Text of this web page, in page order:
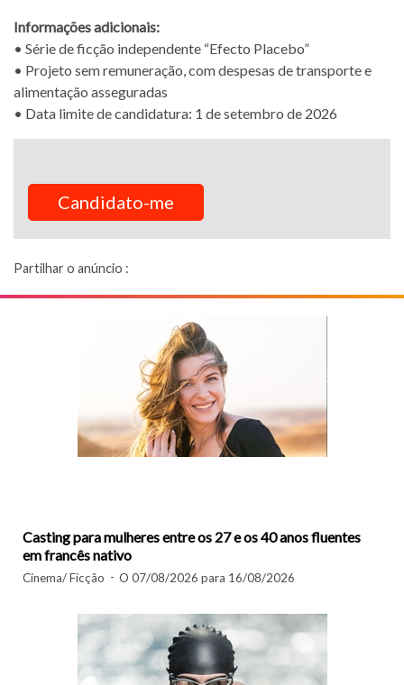
Informações adicionais:
• Série de ficção independente “Efecto Placebo”
• Projeto sem remuneração, com despesas de transporte e
alimentação asseguradas
• Data limite de candidatura: 1 de setembro de 2026
Candidato-me
Partilhar o anúncio :
Casting para mulheres entre os 27 e os 40 anos fluentes
em francês nativo
Cinema/ Ficção O 07/08/2026 para 16/08/2026